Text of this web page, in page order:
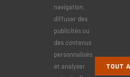
COMPTE CORPORATIF
Compte corporatif
Soumission entreprises
navigation,
diffuser des
publicités ou
des contenus
personnalisés
et analyser
TOUT